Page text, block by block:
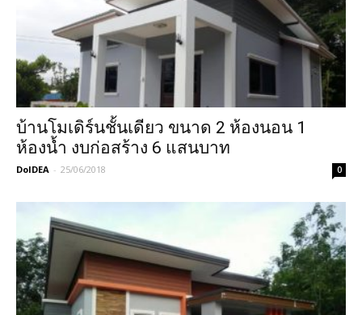
บ้านโมเดิร์นชั้นเดียว ขนาด 2 ห้องนอน 1
ห้องน้ำ งบก่อสร้าง 6 แสนบาท
DoIDEA - 25/06/2018 0